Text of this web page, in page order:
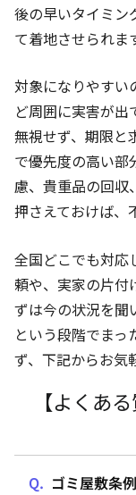
後の早いタイミン
て着地させられま
対象になりやすい
ど周囲に実害が出
無視せず、期限と
で優先度の高い部
慮、貴重品の回収
押さえておけば、
全国どこでも対応
頼や、実家の片付
ずは今の状況を聞
という段階でま
ず、下記からお気
【よくある
ゴミ屋敷条